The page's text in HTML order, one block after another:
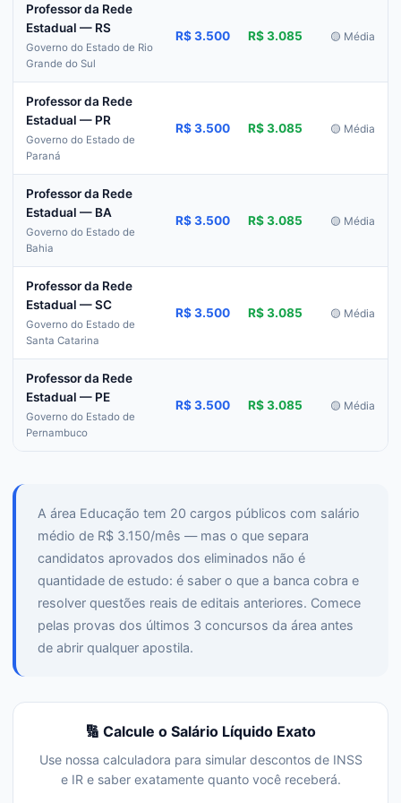
Professor da Rede
Estadual — RS
Governo do Estado de Rio
Grande do Sul
R$ 3.500 R$ 3.085 🟡 Média
Professor da Rede
Estadual — PR
Governo do Estado de
Paraná
R$ 3.500 R$ 3.085 🟡 Média
Professor da Rede
Estadual — BA
Governo do Estado de
Bahia
R$ 3.500 R$ 3.085 🟡 Média
Professor da Rede
Estadual — SC
Governo do Estado de
Santa Catarina
R$ 3.500 R$ 3.085 🟡 Média
Professor da Rede
Estadual — PE
Governo do Estado de
Pernambuco
R$ 3.500 R$ 3.085 🟡 Média
A área Educação tem 20 cargos públicos com salário
médio de R$ 3.150/mês — mas o que separa
candidatos aprovados dos eliminados não é
quantidade de estudo: é saber o que a banca cobra e
resolver questões reais de editais anteriores. Comece
pelas provas dos últimos 3 concursos da área antes
de abrir qualquer apostila.
🔢 Calcule o Salário Líquido Exato
Use nossa calculadora para simular descontos de INSS
e IR e saber exatamente quanto você receberá.